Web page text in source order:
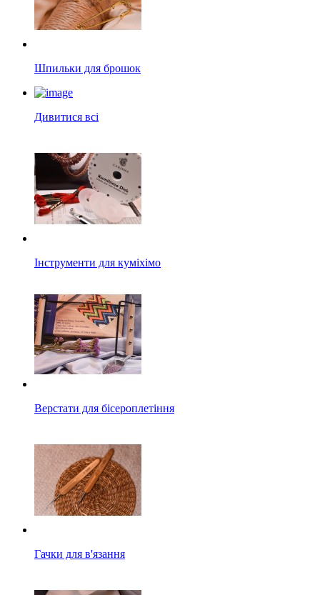
Шпильки для брошок
Дивитися всі
Інструменти для куміхімо
Верстати для бісероплетіння
Гачки для в'язання